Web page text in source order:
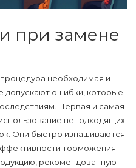
при замене
необходимая и
допускают ошибки, которые
Первая и самая
неподходящих
Они быстро изнашиваются
торможения.
рекомендованную